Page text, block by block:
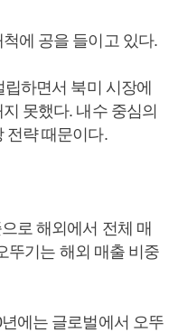
에 공을 들이고 있다.
립하면서 북미 시장에
못했다. 내수 중심의
전략 때문이다.
로 해외에서 전체 매
뚜기는 해외 매출 비중
에는 글로벌에서 오뚜